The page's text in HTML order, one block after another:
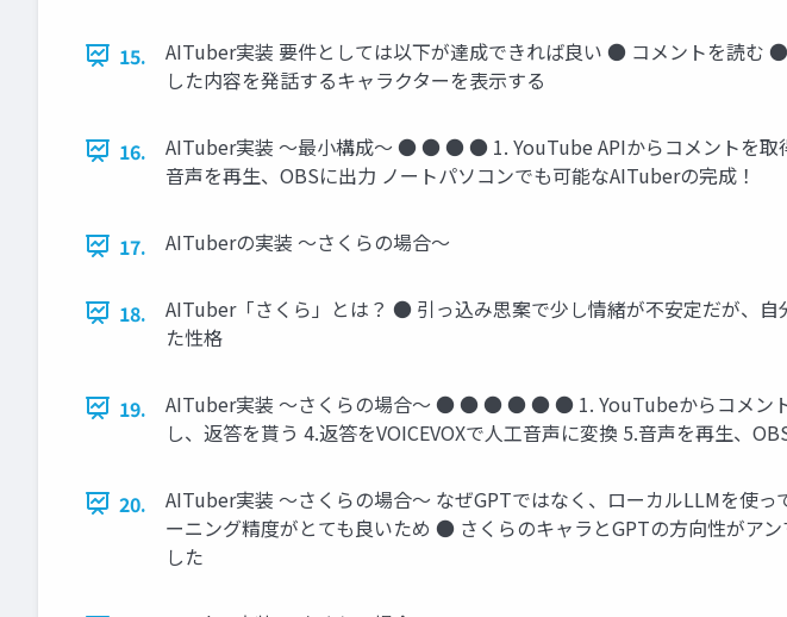
15.
AITuber実装 要件としては以下が達成できれば良い ● コメントを読
した内容を発話するキャラクターを表示する
16.
AITuber実装 ～最小構成～ ● ● ● ● 1. YouTube APIからコメントを取
音声を再生、OBSに出力 ノートパソコンでも可能なAITuberの完成！
17. AITuberの実装 ～さくらの場合～
18.
AITuber「さくら」とは？ ● 引っ込み思案で少し情緒が不安定だが、
た性格
19.
AITuber実装 ～さくらの場合～ ● ● ● ● ● ● 1. YouTubeからコメント
し、返答を貰う 4.返答をVOICEVOXで人工音声に変換 5.音声を再生、
20.
AITuber実装 ～さくらの場合～ なぜGPTではなく、ローカルLLMを使
ーニング精度がとても良いため ● さくらのキャラとGPTの方向性がア
した